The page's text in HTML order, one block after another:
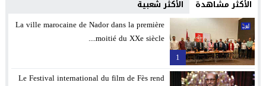
الأكثر مشاهدة الأكثر شعبية
1
La ville marocaine de Nador dans la première
moitié du XXe siècle....
Le Festival international du film de Fès rend